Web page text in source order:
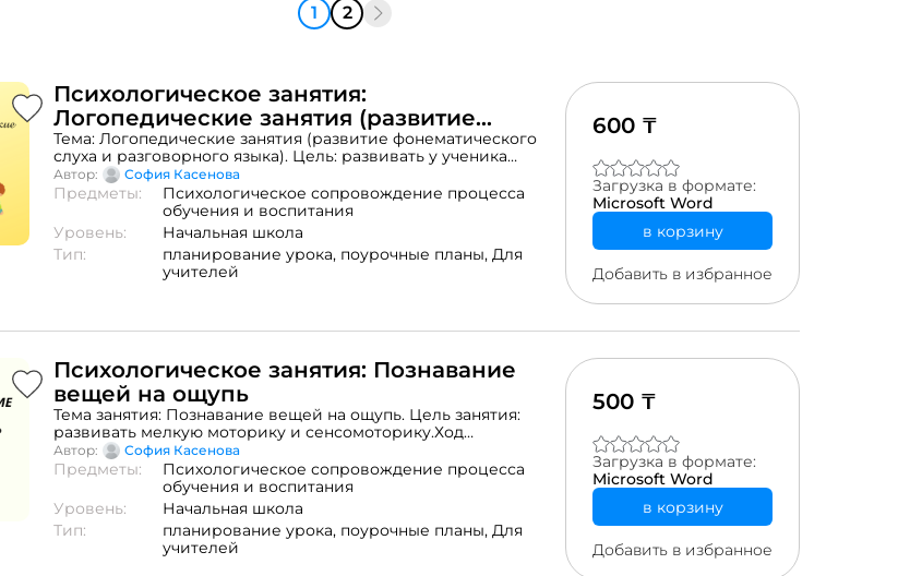
1 2
Психологическое занятия:
Логопедические занятия (развитие
фонематического слуха и разговорного
языка)
Тема: Логопедические занятия (развитие фонематического
слуха и разговорного языка). Цель: развивать у ученика
фонематический слух и разговорный язык.Ход занятия 1.
Психологический настрой2. Новый материал.Задание:
«Хлопни в ладоши»Игра: «Звуки перепутались»Задание:
«Назови скорее» Задание «Четвёртый лишний»3.
Психогимнастика «Пельмени»
Автор: София Касенова
Предметы:
Психологическое сопровождение процесса
обучения и воспитания
Уровень:
Начальная школа
Тип:
планирование урока, поурочные планы, Для
учителей
600 ₸
Загрузка в формате:
Microsoft Word
в корзину
Добавить в избранное
Психологическое занятия: Познавание
вещей на ощупь
Тема занятия: Познавание вещей на ощупь. Цель занятия:
развивать мелкую моторику и сенсомоторику.Ход
занятияВводная часть1. Психологический настрой. 2.
Сообщение целей урока (5 заданий)3. Психогимнастика4.
Заключительная частьПодведение итогов занятия. Рефлексия
Автор: София Касенова
Предметы:
Психологическое сопровождение процесса
обучения и воспитания
Уровень:
Начальная школа
Тип:
планирование урока, поурочные планы, Для
учителей
500 ₸
Загрузка в формате:
Microsoft Word
в корзину
Добавить в избранное